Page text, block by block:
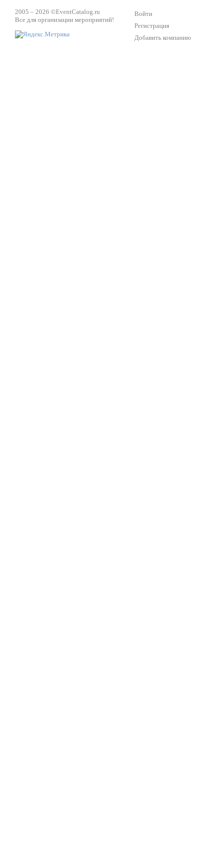
2005 – 2026 ©EventCatalog.ru
Все для организации мероприятий!
Войти
Регистрация
Добавить компанию